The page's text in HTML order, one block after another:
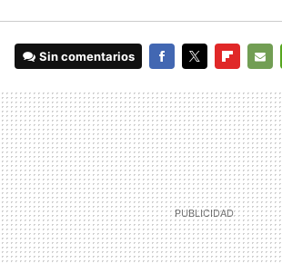
Sin comentarios
MAIL